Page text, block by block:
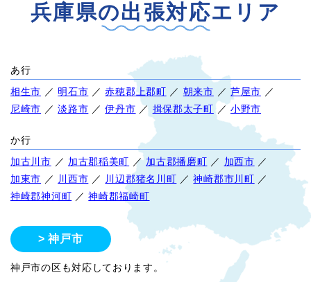
兵庫県の出張対応エリア
あ行
相生市 ／ 明石市 ／赤穂郡上郡町 ／ 朝来市 ／ 芦屋市 ／
尼崎市 ／淡路市 ／伊丹市 ／ 揖保郡太子町 ／ 小野市
か行
加古川市 ／ 加古郡稲美町 ／ 加古郡播磨町 ／ 加西市 ／
加東市 ／ 川西市 ／ 川辺郡猪名川町 ／神崎郡市川町 ／
神崎郡神河町 ／神崎郡福崎町
神戸市
神戸市の区も対応しております。